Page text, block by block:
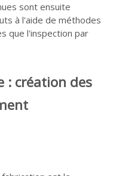
sont ensuite
à l'aide de méthodes
que l'inspection par
: création des